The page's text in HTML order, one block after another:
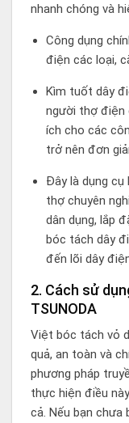
nhanh chóng và
Công dụng
điện các loại,
Kìm tuốt dây
người thợ điện
ích cho các
trở nên đơn
Đây là dụng
thợ chuyên
dân dụng, lắp
bóc tách dây
đến lõi dây
2. Cách sử
TSUNODA
Việt bóc tách vỏ
quả, an toàn và
phương pháp
thực hiện điều
cả. Nếu bạn